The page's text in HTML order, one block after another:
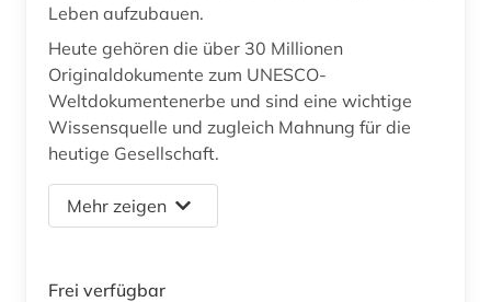
Leben aufzubauen.
Heute gehören die über 30 Millionen
Originaldokumente zum UNESCO-
Weltdokumentenerbe und sind eine wichtige
Wissensquelle und zugleich Mahnung für die
heutige Gesellschaft.
Mehr zeigen
Frei verfügbar